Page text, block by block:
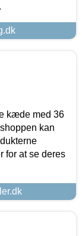
kæde med 36
kan
for at se deres